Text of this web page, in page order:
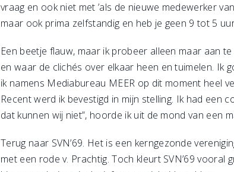
vraag en ook niet met ’als de nieuwe medewerker
maar ook prima zelfstandig en heb je geen 9 tot 5
Een beetje flauw, maar ik probeer alleen maar aan
en waar de clichés over elkaar heen en tuimelen. Ik
ik namens Mediabureau MEER op dit moment heel
Recent werd ik bevestigd in mijn stelling. Ik had een
dat kunnen wij niet”, hoorde ik uit de mond van een
Terug naar SVN’69. Het is een kerngezonde
met een rode v. Prachtig. Toch kleurt SVN’69